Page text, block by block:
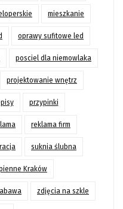
mieszkanie
oprawy sufitowe led
posciel dla niemowlaka
projektowanie wnętrz
przypinki
reklama firm
suknia ślubna
Kraków
zdjęcia na szkle